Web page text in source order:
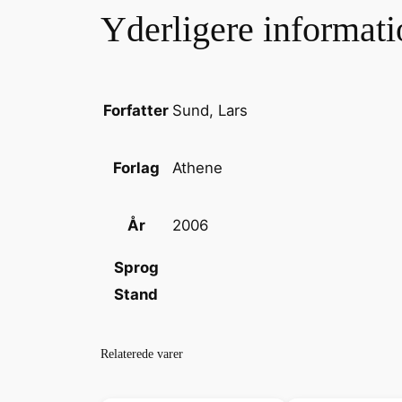
Yderligere
Forfatter Sund, Lars
Forlag Athene
År 2006
Sprog
Stand
Relaterede varer